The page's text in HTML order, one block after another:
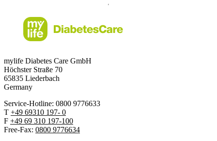
mylife Diabetes Care GmbH
Höchster Straße 70
65835 Liederbach
Germany
Service-Hotline: 0800 9776633
T +49 69310 197- 0
F +49 69 310 197-100
Free-Fax: 0800 9776634